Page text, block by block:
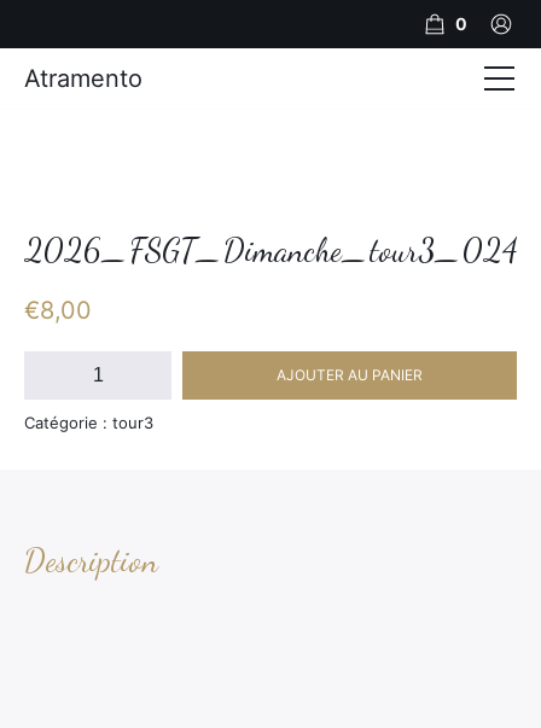
2026_FSGT_Dimanche_tour3_024
€8,00
quantité
2026_FSGT_Dimanche_tour3_024
AJOUTER AU PANIER
Catégorie : tour3
Description
0
Atramento
Photos